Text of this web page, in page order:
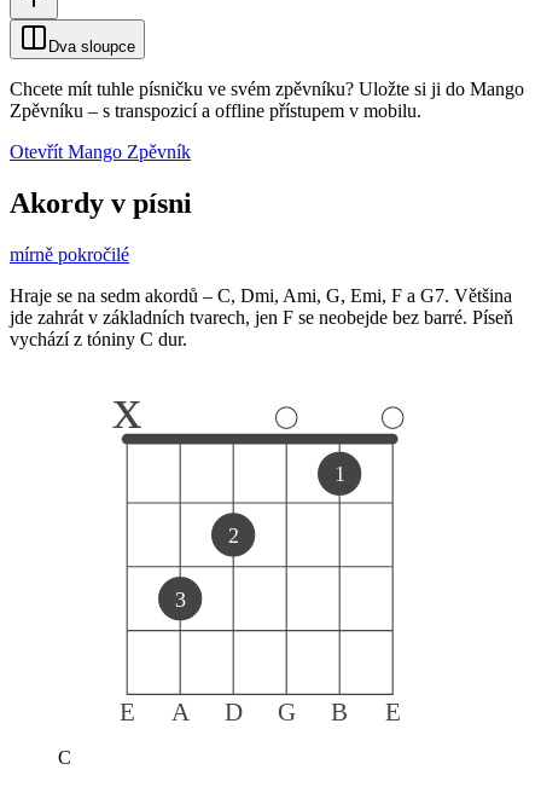
Dva sloupce
Chcete mít tuhle písničku ve svém zpěvníku? Uložte si ji do Mango
Zpěvníku – s transpozicí a offline přístupem v mobilu.
Otevřít Mango Zpěvník
Akordy v písni
mírně pokročilé
Hraje se na sedm akordů – C, Dmi, Ami, G, Emi, F a G7. Většina
jde zahrát v základních tvarech, jen F se neobejde bez barré. Píseň
vychází z tóniny C dur.
E A D G B E
x
3
2
1
C